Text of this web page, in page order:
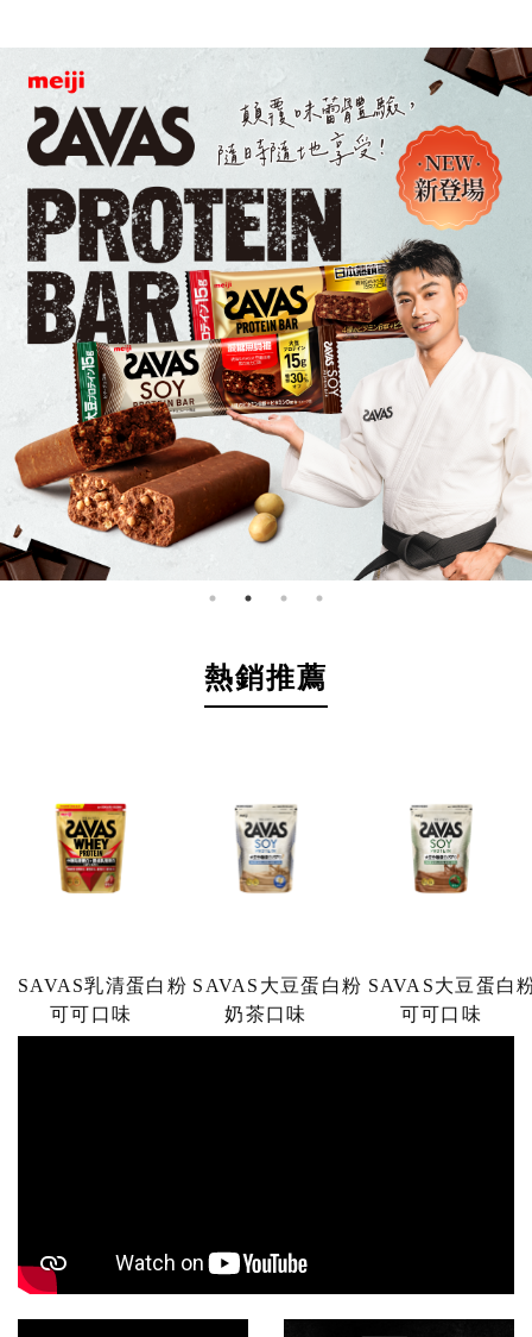
熱銷推薦
SAVAS乳清蛋白粉
可可口味
SAVAS大豆蛋白粉
奶茶口味
SAVAS大豆蛋白
可可口味